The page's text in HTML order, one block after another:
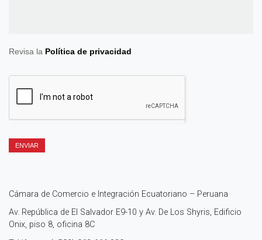
Revisa la Política de privacidad
ENVIAR
Cámara de Comercio e Integración Ecuatoriano – Peruana
Av. República de El Salvador E9-10 y Av. De Los Shyris, Edificio
Onix, piso 8, oficina 8C